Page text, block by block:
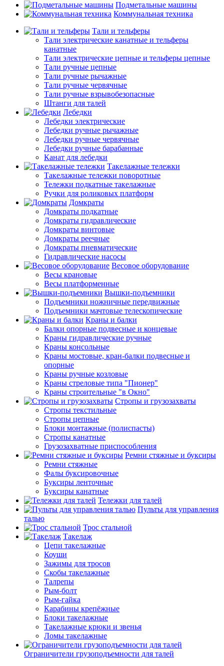
Подметальные машины
Коммунальная техника
Тали и тельферы
Тали электрические канатные и тельферы
канатные
Тали электрические цепные и тельферы цепные
Тали ручные цепные
Тали ручные рычажные
Тали ручные червячные
Тали ручные взрывобезопасные
Штанги для талей
Лебедки
Лебедки электрические
Лебедки ручные рычажные
Лебедки ручные червячные
Лебедки ручные барабанные
Канат для лебедки
Такелажные тележки
Такелажные тележки поворотные
Тележки подкатные такелажные
Ручки для роликовых платформ
Домкраты
Домкраты подкатные
Домкраты гидравлические
Домкраты винтовые
Домкраты реечные
Домкраты пневматические
Гидравлические насосы
Весовое оборудование
Весы крановые
Весы платформенные
Вышки-подъемники
Подъемники ножничные передвижные
Подъемники мачтовые телескопические
Краны и балки
Балки опорные подвесные и концевые
Краны гидравлические ручные
Краны консольные
Краны мостовые, кран-балки подвесные и
опорные
Краны ручные козловые
Краны стреловые типа "Пионер"
Краны строительные "в Окно"
Стропы и грузозахваты
Стропы текстильные
Стропы цепные
Блоки монтажные (полиспасты)
Стропы канатные
Грузозахватные приспособления
Ремни стяжные и буксиры
Ремни стяжные
Фалы буксировочные
Буксиры ленточные
Буксиры канатные
Тележки для талей
Пульты для управления
талью
Трос стальной
Такелаж
Цепи такелажные
Коуши
Зажимы для тросов
Скобы такелажные
Талрепы
Рым-болт
Рым-гайка
Карабины крепёжные
Блоки такелажные
Такелажные крюки и звенья
Ломы такелажные
Ограничители грузоподъемности для талей